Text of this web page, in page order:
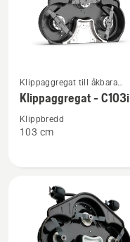
mer
information
om
Klippaggregat
Klippaggregat till åkbara
frontrotorklippare för
hemmabruk
Klippaggregat - C103i
Klippbredd
103 cm